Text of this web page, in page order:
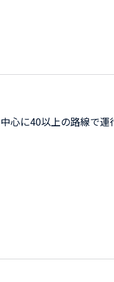
心に40以上の路線で運